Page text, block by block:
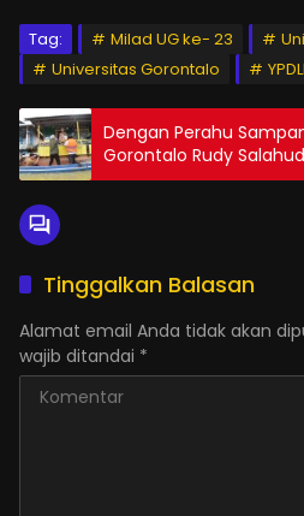
Tag: Milad UG ke- 23
Universitas Gorontalo
Dengan Perahu
Gorontalo Rudy
Terendam Banjir
Tinggalkan Balasan
Alamat email Anda tidak akan
wajib ditandai *